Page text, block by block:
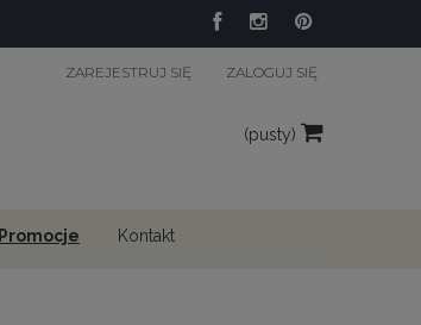
ZAREJESTRUJ SIĘ ZALOGUJ SIĘ
(pusty)
Promocje Kontakt